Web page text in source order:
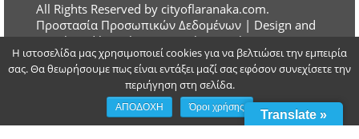
All Rights Reserved by cityoflaranaka.com.
Προστασία Προσωπικών Δεδομένων | Design and
Developed by Otherview Web & Marketing
Solutions
Translate »
Η ιστοσελίδα μας χρησιμοποιεί cookies για να βελτιώσει την εμπειρία
σας. Θα θεωρήσουμε πως είναι εντάξει μαζί σας εφόσον συνεχίσετε την
περιήγηση στη σελίδα.
ΑΠΟΔΟΧΗ Όροι χρήσης